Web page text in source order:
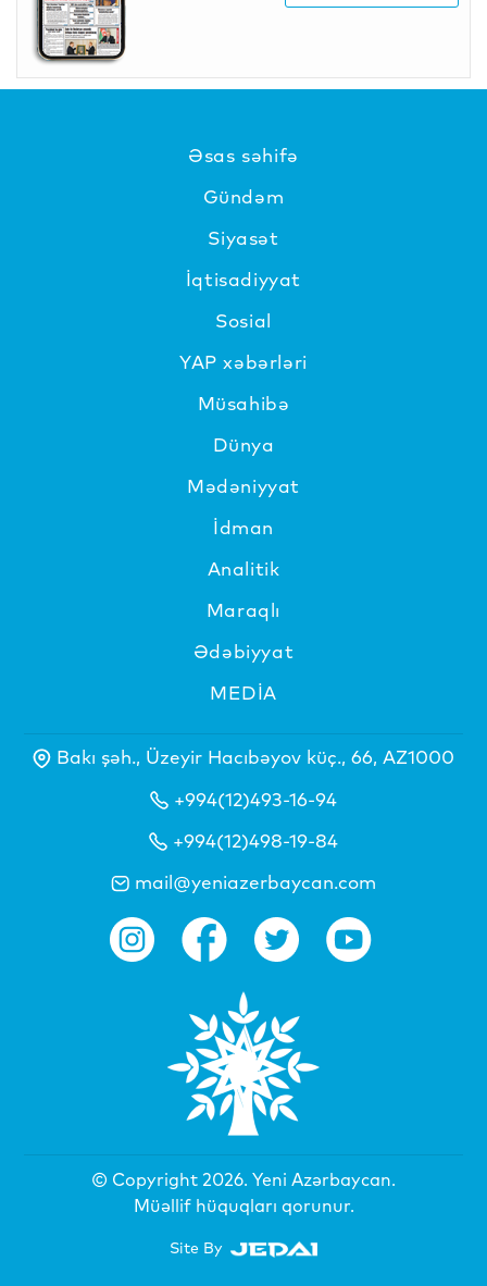
Əsas səhifə
Gündəm
Siyasət
İqtisadiyyat
Sosial
YAP xəbərləri
Müsahibə
Dünya
Mədəniyyat
İdman
Analitik
Maraqlı
Ədəbiyyat
MEDİA
Bakı şəh., Üzeyir Hacıbəyov küç., 66, AZ1000
+994(12)493-16-94
+994(12)498-19-84
mail@yeniazerbaycan.com
© Copyright 2026. Yeni Azərbaycan.
Müəllif hüquqları qorunur.
Site By